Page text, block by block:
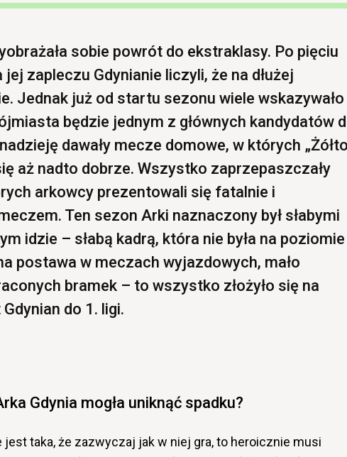
sobie powrót do ekstraklasy. Po pięciu
zapleczu Gdynianie liczyli, że na dłużej
Jednak już od startu sezonu wiele wskazywało
będzie jednym z głównych kandydatów
dawały mecze domowe, w których
aż nadto dobrze. Wszystko zaprzepaszczały
arkowcy prezentowali się fatalnie i
Ten sezon Arki naznaczony był słabymi
idzie – słabą kadrą, która nie była na poziomie
postawa w meczach wyjazdowych, mało
bramek – to wszystko złożyło się na
do 1. ligi.
Gdynia mogła uniknąć spadku?
taka, że zazwyczaj jak w niej gra, to heroicznie musi